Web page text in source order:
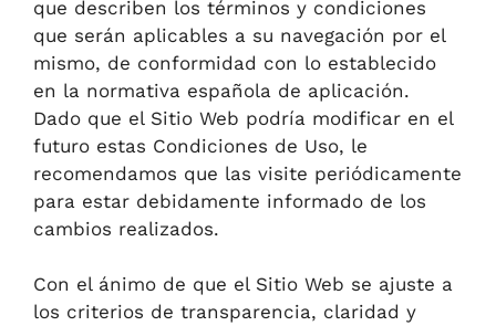
que describen los términos y condiciones
que serán aplicables a su navegación por el
mismo, de conformidad con lo establecido
en la normativa española de aplicación.
Dado que el Sitio Web podría modificar en el
futuro estas Condiciones de Uso, le
recomendamos que las visite periódicamente
para estar debidamente informado de los
cambios realizados.
Con el ánimo de que el Sitio Web se ajuste a
los criterios de transparencia, claridad y